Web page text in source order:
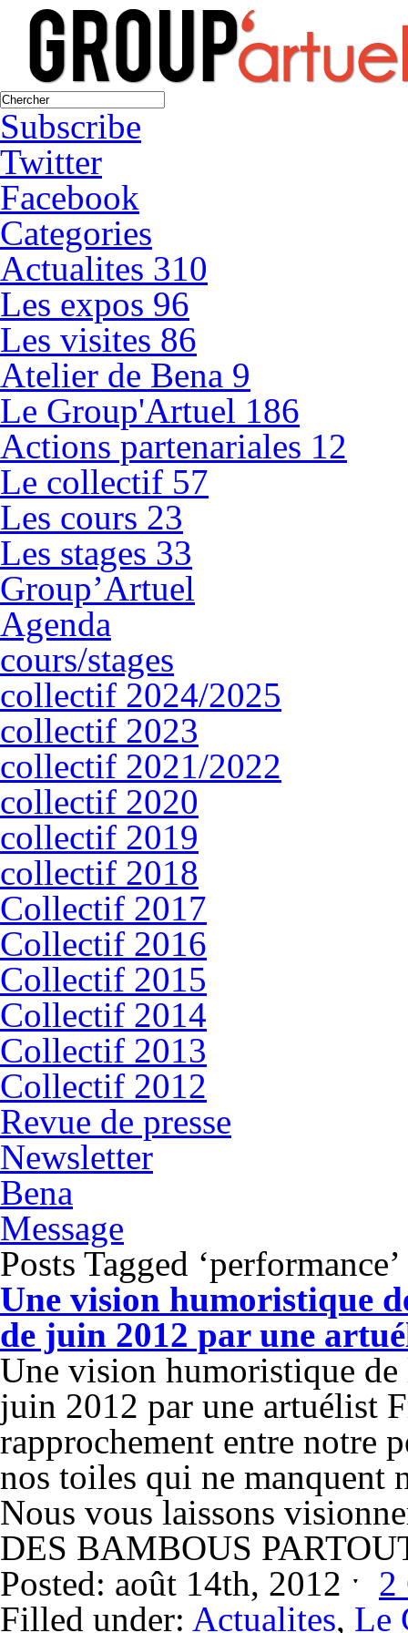
Subscribe
Twitter
Facebook
Categories
Actualites 310
Les expos 96
Les visites 86
Atelier de Bena 9
Le Group'Artuel 186
Actions partenariales 12
Le collectif 57
Les cours 23
Les stages 33
Group’Artuel
Agenda
cours/stages
collectif 2024/2025
collectif 2023
collectif 2021/2022
collectif 2020
collectif 2019
collectif 2018
Collectif 2017
Collectif 2016
Collectif 2015
Collectif 2014
Collectif 2013
Collectif 2012
Revue de presse
Newsletter
Bena
Message
Posts Tagged ‘performance’
Une vision humoristique
de juin 2012 par une
Une vision humoristique
juin 2012 par une artuélist
rapprochement entre notre
nos toiles qui ne
Nous vous laissons
DES BAMBOUS
Posted: août 14th, 2012 ˑ 2
Filled under: Actualites, Le